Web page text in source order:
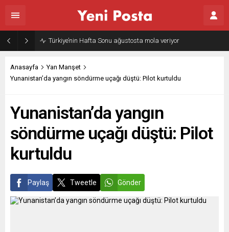
Türkiye’nin Hafta Sonu ağustosta mola veriyor
Anasayfa
Yan Manşet
Yunanistan’da yangın söndürme uçağı düştü: Pilot kurtuldu
Yunanistan’da yangın
söndürme uçağı düştü: Pilot
kurtuldu
Paylaş Tweetle Gönder